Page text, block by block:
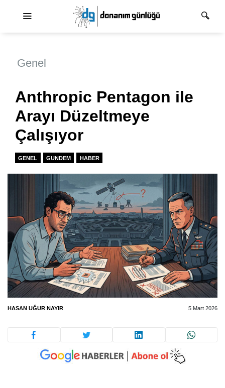
Genel
Anthropic Pentagon ile
Arayı Düzeltmeye
Çalışıyor
GENEL GUNDEM HABER
HASAN UĞUR NAYIR 5 Mart 2026